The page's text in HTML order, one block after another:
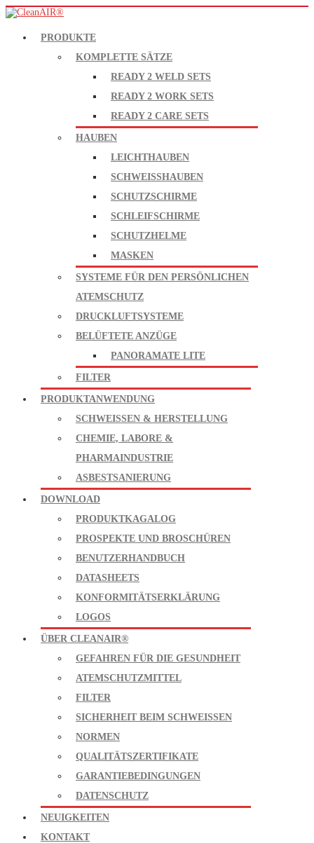
PRODUKTE
KOMPLETTE SÄTZE
READY 2 WELD SETS
READY 2 WORK SETS
READY 2 CARE SETS
HAUBEN
LEICHTHAUBEN
SCHWEISSHAUBEN
SCHUTZSCHIRME
SCHLEIFSCHIRME
SCHUTZHELME
MASKEN
SYSTEME FÜR DEN PERSÖNLICHEN
ATEMSCHUTZ
DRUCKLUFTSYSTEME
BELÜFTETE ANZÜGE
PANORAMATE LITE
FILTER
PRODUKTANWENDUNG
SCHWEISSEN & HERSTELLUNG
CHEMIE, LABORE &
PHARMAINDUSTRIE
ASBESTSANIERUNG
DOWNLOAD
PRODUKTKAGALOG
PROSPEKTE UND BROSCHÜREN
BENUTZERHANDBUCH
DATASHEETS
KONFORMITÄTSERKLÄRUNG
LOGOS
ÜBER CLEANAIR®
GEFAHREN FÜR DIE GESUNDHEIT
ATEMSCHUTZMITTEL
FILTER
SICHERHEIT BEIM SCHWEISSEN
NORMEN
QUALITÄTSZERTIFIKATE
GARANTIEBEDINGUNGEN
DATENSCHUTZ
NEUIGKEITEN
KONTAKT